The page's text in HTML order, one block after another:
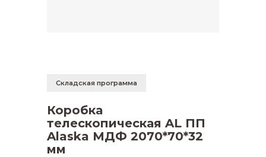
Складская программа
Коробка
телескопическая AL ПП
Alaska МДФ 2070*70*32
мм